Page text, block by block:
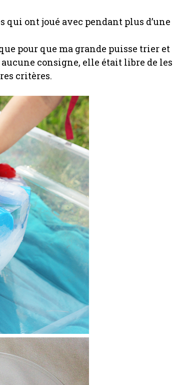
qui ont joué avec pendant plus d’une
pour que ma grande puisse trier et
consigne, elle était libre de les
critères.